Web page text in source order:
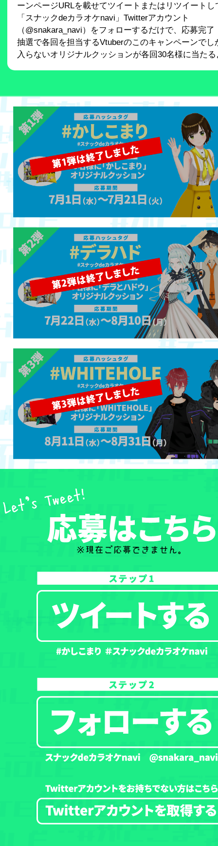
ーンページURLを載せてツイートまたはリツイートし
「スナックdeカラオケnavi」Twitterアカウント
（@snakara_navi）をフォローするだけで、応募完了
抽選で各回を担当するVtuberのこのキャンペーンでし
入らないオリジナルクッションが各回30名様に当たる
※現在ご応募できません。